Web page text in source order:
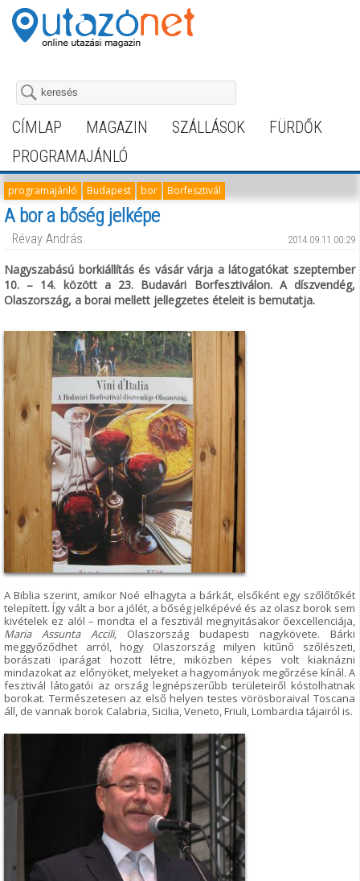
CÍMLAP MAGAZIN SZÁLLÁSOK
FÜRDŐK
PROGRAMAJÁNLÓ
programajánló Budapest bor Borfesztivál
A bor a bőség jelképe
Révay András 2014.09.11 00:29
Nagyszabású borkiállítás és vásár várja a látogatókat szeptember
10. – 14. között a 23. Budavári Borfesztiválon. A díszvendég,
Olaszország, a borai mellett jellegzetes ételeit is bemutatja.
A Biblia szerint, amikor Noé elhagyta a bárkát, elsőként egy szőlőtőkét
telepített. Így vált a bor a jólét, a bőség jelképévé és az olasz borok sem
kivételek ez alól – mondta el a fesztivál megnyitásakor őexcellenciája,
Maria Assunta Accili, Olaszország budapesti nagykövete. Bárki
meggyőződhet arról, hogy Olaszország milyen kitűnő szőlészeti,
borászati iparágat hozott létre, miközben képes volt kiaknázni
mindazokat az előnyöket, melyeket a hagyományok megőrzése kínál. A
fesztivál látogatói az ország legnépszerűbb területeiről kóstolhatnak
borokat. Természetesen az első helyen testes vörösboraival Toscana
áll, de vannak borok Calabria, Sicilia, Veneto, Friuli, Lombardia tájairól is.